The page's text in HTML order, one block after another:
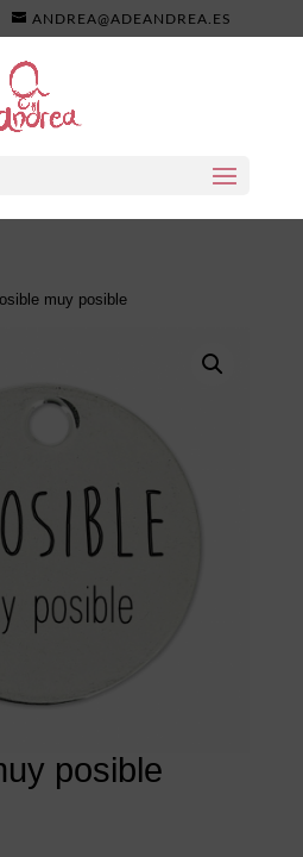
ANDREA@ADEANDREA.ES
muy posible
posible